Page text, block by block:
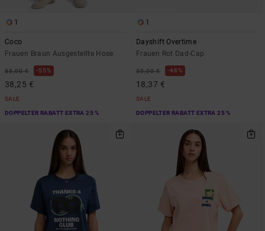
1
Coco
Frauen Braun Ausgestellte Hose
85,00 € 55%
38,25 €
SALE
DOPPELTER RABATT EXTRA 25 %
1
Dayshift Overtime
Frauen Rot Dad-Cap
35,00 € 48%
18,37 €
SALE
DOPPELTER RABATT EXTRA 25 %